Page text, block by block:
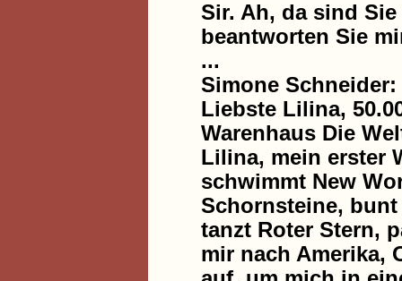
Sir. Ah, da sind
beantworten Sie
...
Simone Schneider:
Liebste Lilina,
Warenhaus Die
Lilina, mein erster
schwimmt New
Schornsteine,
tanzt Roter Stern,
mir nach Amerika,